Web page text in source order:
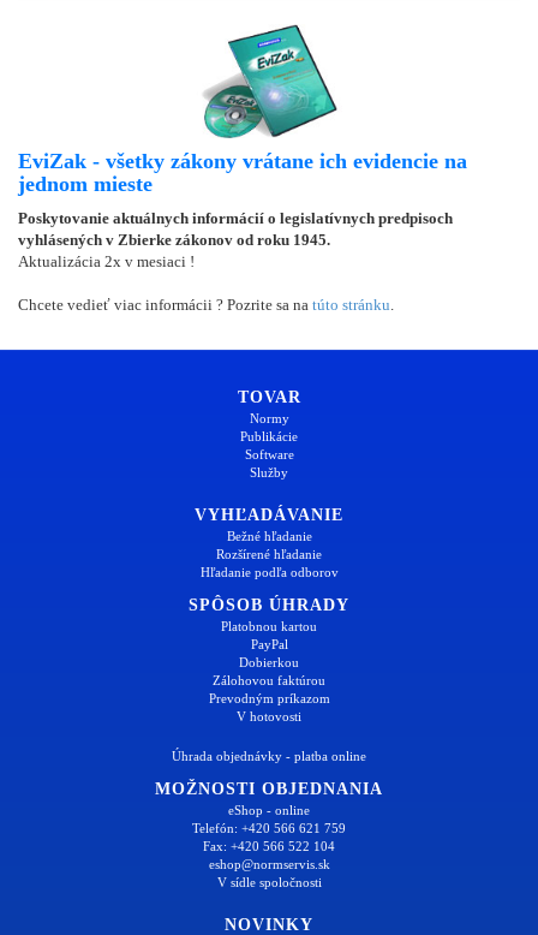
EviZak - všetky zákony vrátane ich evidencie na
jednom mieste
Poskytovanie aktuálnych informácií o legislatívnych predpisoch
vyhlásených v Zbierke zákonov od roku 1945.
Aktualizácia 2x v mesiaci !
Chcete vedieť viac informácii ? Pozrite sa na túto stránku
TOVAR
Normy
Publikácie
Software
Služby
VYHĽADÁVANIE
Bežné hľadanie
Rozšírené hľadanie
Hľadanie podľa odborov
SPÔSOB ÚHRADY
Platobnou kartou
PayPal
Dobierkou
Zálohovou faktúrou
Prevodným príkazom
V hotovosti
Úhrada objednávky - platba online
MOŽNOSTI OBJEDNANIA
eShop - online
Telefón: +420 566 621 759
Fax: +420 566 522 104
eshop@normservis.sk
V sídle spoločnosti
NOVINKY